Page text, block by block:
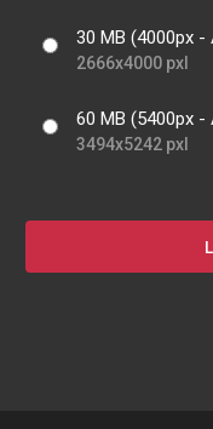
30 MB (4000px -
2666x4000 pxl
60 MB (5400px -
3494x5242 pxl